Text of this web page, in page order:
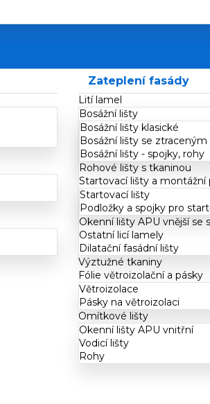
Zateplení fasády
Lití lamel
Bosážní lišty
Bosážní lišty klasické
Bosážní lišty se
Bosážní lišty - spojky, rohy
Rohové lišty s tkaninou
Startovací lišty a montážní
Startovací lišty
Podložky a spojky pro
Okenní lišty APU vnější se
Ostatní licí lamely
Dilatační fasádní lišty
Výztužné tkaniny
Fólie větroizolační a pásky
Větroizolace
Pásky na větroizolaci
Omítkové lišty
Okenní lišty APU vnitřní
Vodicí lišty
Rohy